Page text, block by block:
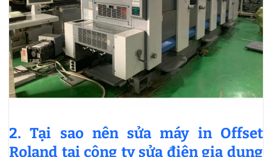
2. Tại sao nên sửa máy in Offset
Roland tại công ty sửa điện gia dụng